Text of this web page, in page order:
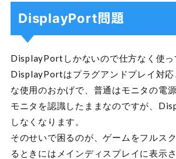
DisplayPort問題
DisplayPortしかないので仕方なく使っ
DisplayPortはプラグアンドプレイ対応
な使用のおかげで、普通はモニタの電
モニタを認識したままなのですが、
しなくなります。
そのせいで困るのが、ゲームをフルス
るときにはメインディスプレイに表示